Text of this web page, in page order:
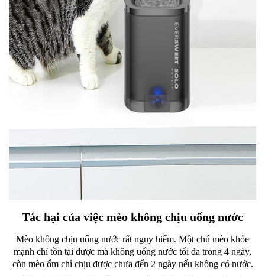
Tác hại của việc mèo không chịu uống nước
Mèo không chịu uống nước rất nguy hiểm. Một chú mèo khỏe
mạnh chỉ tồn tại được mà không uống nước tối đa trong 4 ngày,
còn mèo ốm chỉ chịu được chưa đến 2 ngày nếu không có nước.